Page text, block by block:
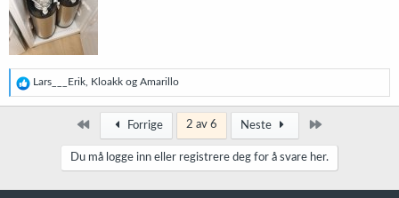
R
e
a
Lars___Erik Kloakk og Amarillo
Først Forrige 2 av 6 Neste
Du må logge inn eller registrere deg for å svare her.